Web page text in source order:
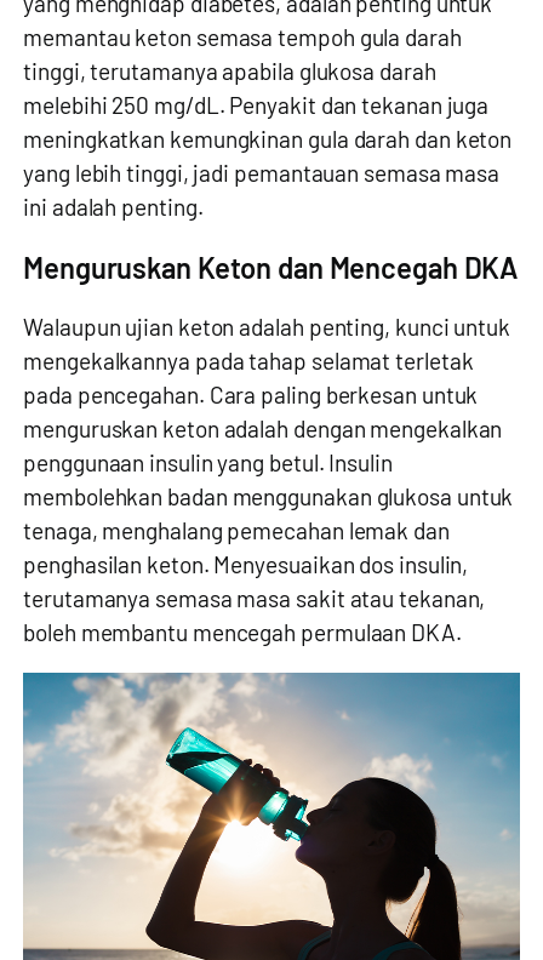
memantau keton semasa tempoh gula darah
tinggi, terutamanya apabila glukosa darah
melebihi 250 mg/dL. Penyakit dan tekanan juga
meningkatkan kemungkinan gula darah dan keton
yang lebih tinggi, jadi pemantauan semasa masa
ini adalah penting.
Menguruskan Keton dan Mencegah DKA
Walaupun ujian keton adalah penting, kunci untuk
mengekalkannya pada tahap selamat terletak
pada pencegahan. Cara paling berkesan untuk
menguruskan keton adalah dengan mengekalkan
penggunaan insulin yang betul. Insulin
membolehkan badan menggunakan glukosa untuk
tenaga, menghalang pemecahan lemak dan
penghasilan keton. Menyesuaikan dos insulin,
terutamanya semasa masa sakit atau tekanan,
boleh membantu mencegah permulaan DKA.